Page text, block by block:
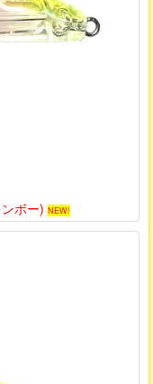
ボー) NEW!